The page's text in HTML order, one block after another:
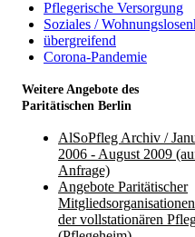
Pflegerische Versorgung
Soziales /
übergreifend
Corona-Pandemie
Weitere Angebote des
Paritätischen Berlin
AlSoPfleg Archiv /
2006 - August 2009
Anfrage)
Angebote Paritätischer
Mitgliedsorganisationen
der vollstationären